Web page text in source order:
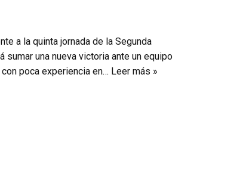
a la quinta jornada de la Segunda
sumar una nueva victoria ante un equipo
poca experiencia en… Leer más »